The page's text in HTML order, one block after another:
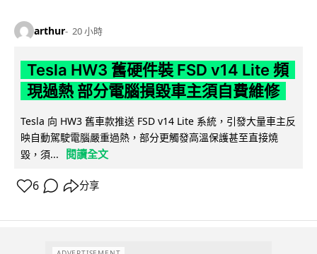
arthur 20 小時
Tesla HW3 舊硬件裝 FSD v14 Lite 頻
現過熱 部分電腦損毀車主須自費維修
Tesla 向 HW3 舊車款推送 FSD v14 Lite 系統，引發大量車主反
映自動駕駛電腦嚴重過熱，部分更觸發高溫保護甚至直接燒
毀，須...
閱讀全文
6 分享